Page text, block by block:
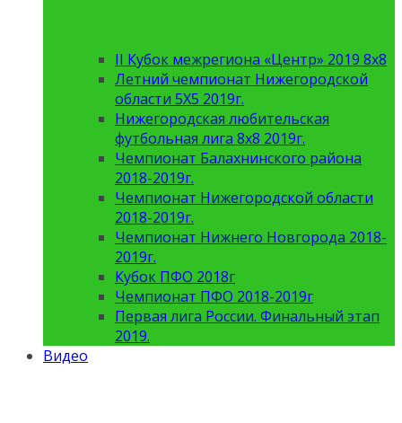
II Кубок межрегиона «Центр» 2019 8х8
Летний чемпионат Нижегородской
области 5Х5 2019г.
Нижегородская любительская
футбольная лига 8х8 2019г.
Чемпионат Балахнинского района
2018-2019г.
Чемпионат Нижегородской области
2018-2019г.
Чемпионат Нижнего Новгорода 2018-
2019г.
Кубок ПФО 2018г
Чемпионат ПФО 2018-2019г
Первая лига России. Финальный этап
2019.
Видео